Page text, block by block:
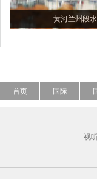
黄河兰州段
首页 国际
视